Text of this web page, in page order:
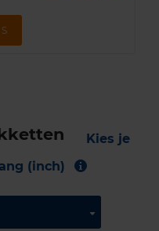
Kies je
(inch)